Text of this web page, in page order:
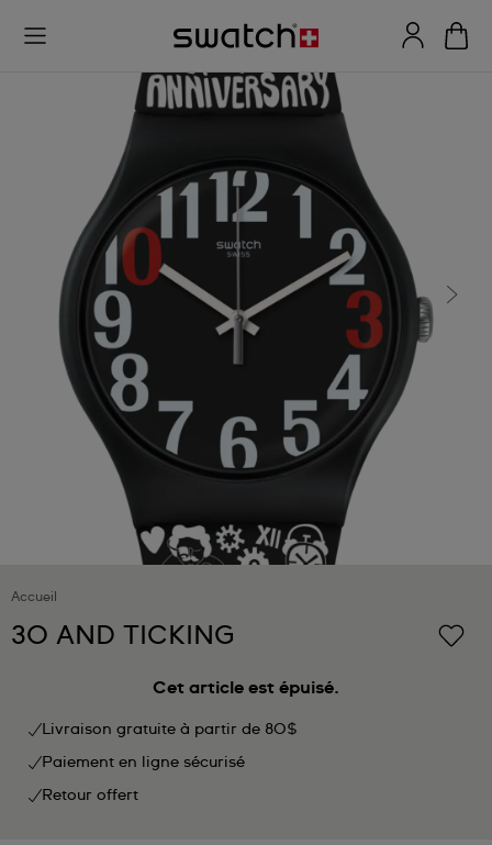
Accueil
30 AND TICKING
Cet article est épuisé.
Livraison gratuite à partir de 80$
Paiement en ligne sécurisé
Retour offert